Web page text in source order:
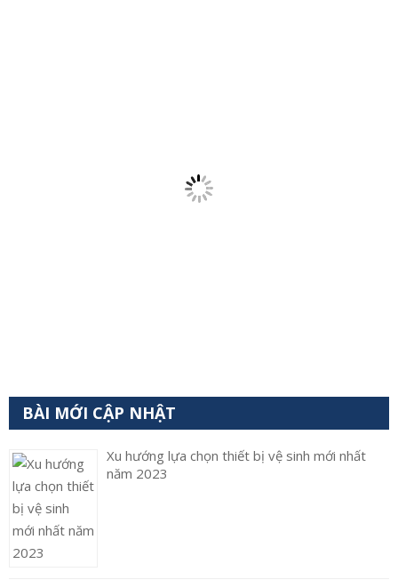
BÀI MỚI CẬP NHẬT
Xu hướng lựa chọn thiết bị vệ sinh mới nhất
năm 2023